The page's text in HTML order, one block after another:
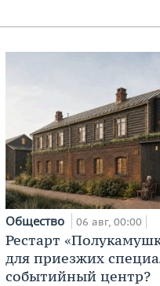
Общество 06 авг, 00:00
Рестарт
для приезжих
событийный центр?